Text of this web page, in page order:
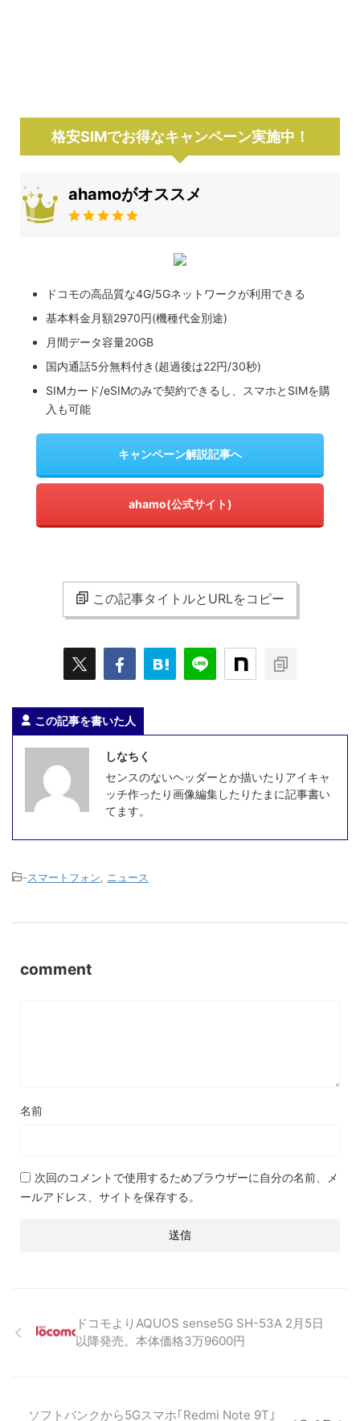
格安SIMでお得なキャンペーン実施中！
ahamoがオススメ
ドコモの高品質な4G/5Gネットワークが利用できる
基本料金月額2970円(機種代金別途)
月間データ容量20GB
国内通話5分無料付き(超過後は22円/30秒)
SIMカード/eSIMのみで契約できるし、スマホとSIMを購
入も可能
キャンペーン解説記事へ
ahamo(公式サイト)
この記事タイトルとURLをコピー
この記事を書いた人
しなちく
センスのないヘッダーとか描いたりアイキャ
ッチ作ったり画像編集したりたまに記事書い
てます。
-スマートフォン ニュース
comment
名前
次回のコメントで使用するためブラウザーに自分の名前、メ
ールアドレス、サイトを保存する。
ドコモよりAQUOS sense5G SH-53A 2月5日
以降発売。本体価格3万9600円
ソフトバンクから5Gスマホ｢Redmi Note 9T｣